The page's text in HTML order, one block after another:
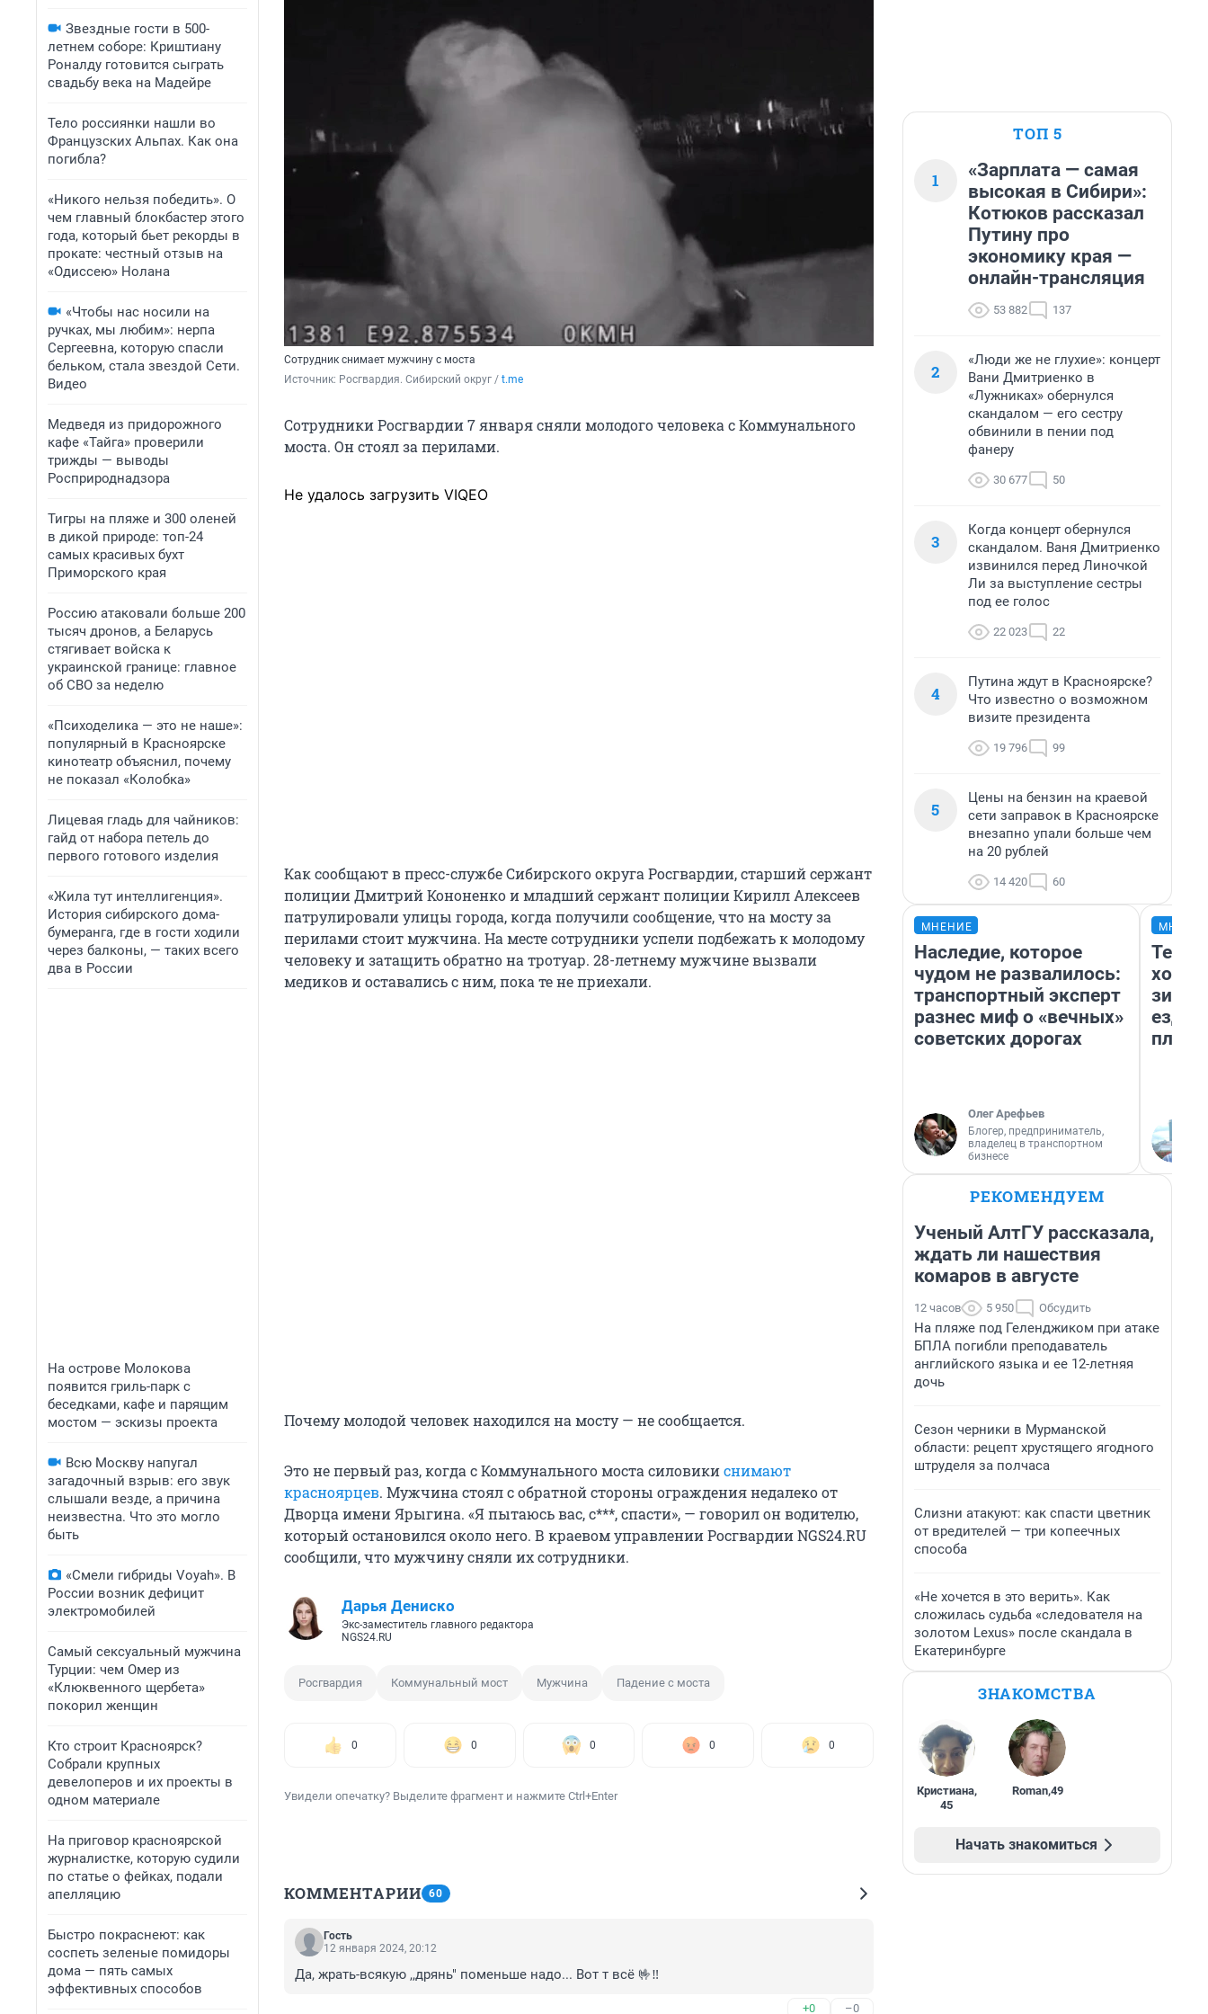
Звездные гости в 500-
летнем соборе: Криштиану
Роналду готовится сыграть
свадьбу века на Мадейре
Тело россиянки нашли во
Французских Альпах. Как она
погибла?
«Никого нельзя победить». О
чем главный блокбастер этого
года, который бьет рекорды в
прокате: честный отзыв на
«Одиссею» Нолана
«Чтобы нас носили на
ручках, мы любим»: нерпа
Сергеевна, которую спасли
бельком, стала звездой Сети.
Видео
Медведя из придорожного
кафе «Тайга» проверили
трижды — выводы
Росприроднадзора
Тигры на пляже и 300 оленей
в дикой природе: топ-24
самых красивых бухт
Приморского края
Россию атаковали больше 200
тысяч дронов, а Беларусь
стягивает войска к
украинской границе: главное
об СВО за неделю
«Психоделика — это не наше»:
популярный в Красноярске
кинотеатр объяснил, почему
не показал «Колобка»
Лицевая гладь для чайников:
гайд от набора петель до
первого готового изделия
«Жила тут интеллигенция».
История сибирского дома-
бумеранга, где в гости ходили
через балконы, — таких всего
два в России
На острове Молокова
появится гриль-парк с
беседками, кафе и парящим
мостом — эскизы проекта
Всю Москву напугал
загадочный взрыв: его звук
слышали везде, а причина
неизвестна. Что это могло
быть
«Смели гибриды Voyah». В
России возник дефицит
электромобилей
Самый сексуальный мужчина
Турции: чем Омер из
«Клюквенного щербета»
покорил женщин
Кто строит Красноярск?
Собрали крупных
девелоперов и их проекты в
одном материале
На приговор красноярской
журналистке, которую судили
по статье о фейках, подали
апелляцию
Быстро покраснеют: как
соспеть зеленые помидоры
дома — пять самых
эффективных способов
Сотрудник снимает мужчину с моста
Источник: Росгвардия. Сибирский округ / t.me
Сотрудники Росгвардии 7 января сняли молодого человека с Коммунального
моста. Он стоял за перилами.
Не удалось загрузить VIQEO
Как сообщают в пресс-службе Сибирского округа Росгвардии, старший сержант
полиции Дмитрий Кононенко и младший сержант полиции Кирилл Алексеев
патрулировали улицы города, когда получили сообщение, что на мосту за
перилами стоит мужчина. На месте сотрудники успели подбежать к молодому
человеку и затащить обратно на тротуар. 28-летнему мужчине вызвали
медиков и оставались с ним, пока те не приехали.
Почему молодой человек находился на мосту — не сообщается.
Это не первый раз, когда с Коммунального моста силовикиснимают
красноярцев. Мужчина стоял с обратной стороны ограждения недалеко от
Дворца имени Ярыгина. «Я пытаюсь вас, с***, спасти», — говорил он водителю,
который остановился около него. В краевом управлении Росгвардии NGS24.RU
сообщили, что мужчину сняли их сотрудники.
Дарья Дениско
Экс-заместитель главного редактора
NGS24.RU
Росгвардия Коммунальный мост Мужчина Падение с моста
0 0 0 0 0
Увидели опечатку? Выделите фрагмент и нажмите Ctrl+Enter
КОММЕНТАРИИ 60
Гость
12 января 2024, 20:12
Да, жрать-всякую ,,дрянь" поменьше надо... Вот т всё 🤟‼️
+0 –0
ТОП 5
1
«Зарплата — самая
высокая в Сибири»:
Котюков рассказал
Путину про
экономику края —
онлайн-трансляция
53 882 137
2
«Люди же не глухие»: концерт
Вани Дмитриенко в
«Лужниках» обернулся
скандалом — его сестру
обвинили в пении под
фанеру
30 677 50
3
Когда концерт обернулся
скандалом. Ваня Дмитриенко
извинился перед Линочкой
Ли за выступление сестры
под ее голос
22 023 22
4
Путина ждут в Красноярске?
Что известно о возможном
визите президента
19 796 99
5
Цены на бензин на краевой
сети заправок в Красноярске
внезапно упали больше чем
на 20 рублей
14 420 60
МНЕНИЕ
Наследие, которое
чудом не развалилось:
транспортный эксперт
разнес миф о «вечных»
советских дорогах
Олег Арефьев
Блогер, предприниматель,
владелец в транспортном
бизнесе
ездит
РЕКОМЕНДУЕМ
Ученый АлтГУ рассказала,
ждать ли нашествия
комаров в августе
12 часов 5 950 Обсудить
На пляже под Геленджиком при атаке
БПЛА погибли преподаватель
английского языка и ее 12-летняя
дочь
Сезон черники в Мурманской
области: рецепт хрустящего ягодного
штруделя за полчаса
Слизни атакуют: как спасти цветник
от вредителей — три копеечных
способа
«Не хочется в это верить». Как
сложилась судьба «следователя на
золотом Lexus» после скандала в
Екатеринбурге
ЗНАКОМСТВА
Кристиана,
45
Roman,49
Начать знакомиться